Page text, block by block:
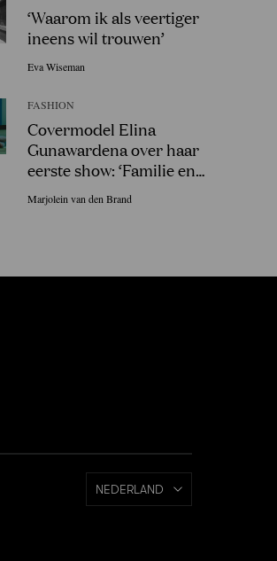
‘Waarom ik als veertiger
ineens wil trouwen’
Eva Wiseman
FASHION
Covermodel Elina
Gunawardena over haar
eerste show: ‘Familie en
vrienden in Sri Lanka gingen
uit hun dak!’
Marjolein van den Brand
NEDERLAND